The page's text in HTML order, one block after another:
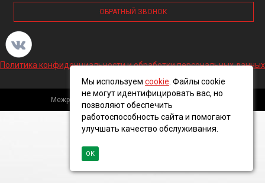
ОБРАТНЫЙ ЗВОНОК
Политика конфиденциальности и обработки персональных данных
Межрегиональная кабельная компания, 2016 ©
Мы используем cookie . Файлы cookie
не могут идентифицировать вас, но
позволяют обеспечить
работоспособность сайта и помогают
улучшать качество обслуживания.
ОК